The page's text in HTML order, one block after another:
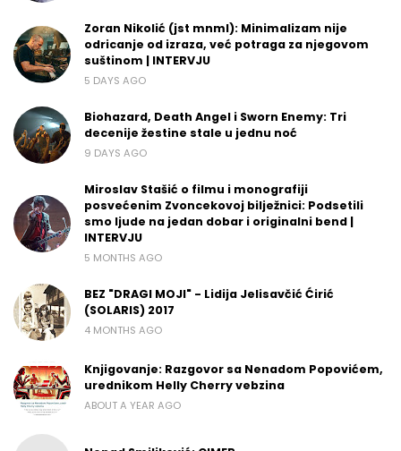
Zoran Nikolić (jst mnml): Minimalizam nije
odricanje od izraza, već potraga za njegovom
suštinom | INTERVJU
5 DAYS AGO
Biohazard, Death Angel i Sworn Enemy: Tri
decenije žestine stale u jednu noć
9 DAYS AGO
Miroslav Stašić o filmu i monografiji
posvećenim Zvoncekovoj bilježnici: Podsetili
smo ljude na jedan dobar i originalni bend |
INTERVJU
5 MONTHS AGO
BEZ "DRAGI MOJI" - Lidija Jelisavčić Ćirić
(SOLARIS) 2017
4 MONTHS AGO
Knjigovanje: Razgovor sa Nenadom Popovićem,
urednikom Helly Cherry vebzina
ABOUT A YEAR AGO